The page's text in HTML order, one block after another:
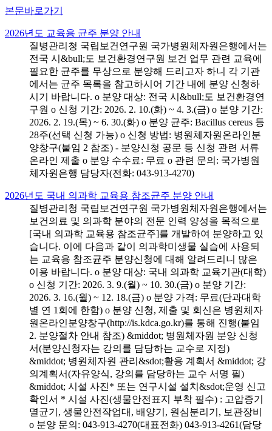
본문바로가기
2026년도 교육용 균주 분양 안내
질병관리청 국립보건연구원 국가병원체자원은행에서는
전국 시&bull;도 보건환경연구원 보건 업무 관련 교육에
필요한 균주를 무상으로 분양해 드리고자 하니 각 기관
에서는 균주 목록을 참고하시어 기간 내에 분양 신청하
시기 바랍니다. o 분양 대상: 전국 시&bull;도 보건환경연
구원 o 신청 기간: 2026. 2. 10.(화) ~ 4. 3.(금) o 분양 기간:
2026. 2. 19.(목) ~ 6. 30.(화) o 분양 균주: Bacillus cereus 등
28주(선택 신청 가능) o 신청 방법: 병원체자원온라인분
양창구(붙임 2 참조) - 분양신청 공문 등 신청 관련 서류
온라인 제출 o 분양 수수료: 무료 o 관련 문의: 국가병원
체자원은행 담당자(전화: 043-913-4270)
2026년도 국내 의과학 교육용 참조균주 분양 안내
질병관리청 국립보건연구원 국가병원체자원은행에서는
보건의료 및 의과학 분야의 전문 인력 양성을 목적으로
[국내 의과학 교육용 참조균주]를 개발하여 분양하고 있
습니다. 이에 다음과 같이 의과학미생물 실습에 사용되
는 교육용 참조균주 분양신청에 대해 알려드리니 많은
이용 바랍니다. o 분양 대상: 국내 의과학 교육기관(대학)
o 신청 기간: 2026. 3. 9.(월) ~ 10. 30.(금) o 분양 기간:
2026. 3. 16.(월) ~ 12. 18.(금) o 분양 가격: 무료(단과대학
별 연 1회에 한함) o 분양 신청, 제출 및 회신은 병원체자
원온라인분양창구(http://is.kdca.go.kr)를 통해 진행(붙임
2. 분양절차 안내 참조) &middot; 병원체자원 분양 신청
서(분양신청자는 강의를 담당하는 교수로 지정)
&middot; 병원체자원 관리&sdot;활용 계획서 &middot; 강
의계획서(자유양식, 강의를 담당하는 교수 서명 필)
&middot; 시설 사진* 또는 연구시설 설치&sdot;운영 신고
확인서 * 시설 사진(생물안전표지 부착 필수) : 고압증기
멸균기, 생물안전작업대, 배양기, 원심분리기, 보관장비
o 분양 문의: 043-913-4270(대표전화) 043-913-4261(담당